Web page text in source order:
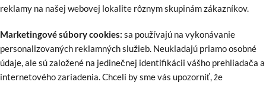
reklamy na našej webovej lokalite rôznym skupinám zákazníkov.
Marketingové súbory cookies: sa používajú na vykonávanie
personalizovaných reklamných služieb. Neukladajú priamo osobné
údaje, ale sú založené na jedinečnej identifikácii vášho prehliadača a
internetového zariadenia. Chceli by sme vás upozorniť, že